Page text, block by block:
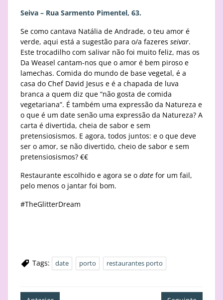
Seiva – Rua Sarmento Pimentel, 63.
Se como cantava Natália de Andrade, o teu amor é
verde, aqui está a sugestão para o/a fazeres seivar.
Este trocadilho com salivar não foi muito feliz, mas os
Da Weasel cantam-nos que o amor é bem piroso e
lamechas. Comida do mundo de base vegetal, é a
casa do Chef David Jesus e é a chapada de luva
branca a quem diz que “não gosta de comida
vegetariana”. É também uma expressão da Natureza e
o que é um date senão uma expressão da Natureza? A
carta é divertida, cheia de sabor e sem
pretensiosismos. E agora, todos juntos: e o que deve
ser o amor, se não divertido, cheio de sabor e sem
pretensiosismos? €€
Restaurante escolhido e agora se o date for um fail,
pelo menos o jantar foi bom.
#TheGlitterDream
Tags: date porto restaurantes porto